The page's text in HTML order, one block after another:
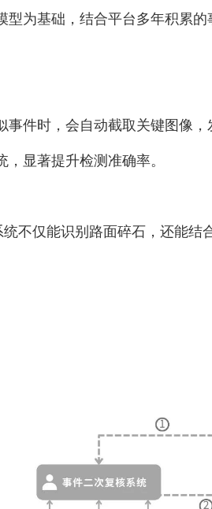
型为基础，结合平台多年积累
事件时，会自动截取关键图像
显著提升检测准确率。
统不仅能识别路面碎石，还能